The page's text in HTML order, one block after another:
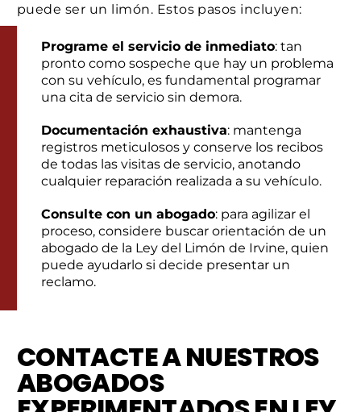
puede ser un limón. Estos pasos incluyen:
Programe el servicio de inmediato: tan
pronto como sospeche que hay un problema
con su vehículo, es fundamental programar
una cita de servicio sin demora.
Documentación exhaustiva: mantenga
registros meticulosos y conserve los recibos
de todas las visitas de servicio, anotando
cualquier reparación realizada a su vehículo.
Consulte con un abogado: para agilizar el
proceso, considere buscar orientación de un
abogado de la Ley del Limón de Irvine, quien
puede ayudarlo si decide presentar un
reclamo.
CONTACTE A NUESTROS
ABOGADOS